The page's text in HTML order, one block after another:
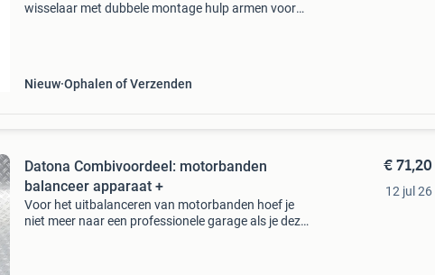
wisselaar met dubbele montage hulp armen voor
Nieuw Ophalen of Verzenden
Datona Combivoordeel: motorbanden
balanceer apparaat +
Voor het uitbalanceren van motorbanden hoef je
niet meer naar een professionele garage als je deze
€ 71,20
12 jul 26